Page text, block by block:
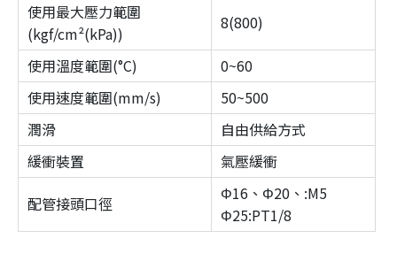
使用最大壓力範圍
(kgf/cm²(kPa))
8(800)
使用溫度範圍(°C)
0~60
使用速度範圍(mm/s)
50~500
潤滑
自由供給方式
緩衝裝置
氣壓緩衝
配管接頭口徑
Φ16、Φ20、:M5
Φ25:PT1/8